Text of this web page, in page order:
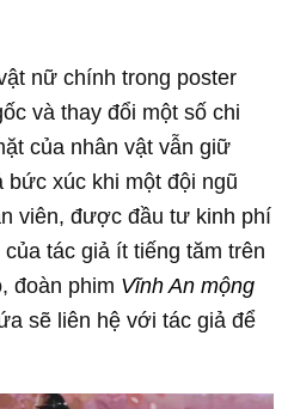
nữ chính trong poster
và thay đổi một số chi
của nhân vật vẫn giữ
bức xúc khi một đội ngũ
viên, được đầu tư kinh phí
tác giả ít tiếng tăm trên
đoàn phim Vĩnh An mộng
sẽ liên hệ với tác giả để